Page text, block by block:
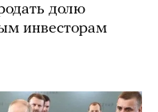
долю
инвесторам